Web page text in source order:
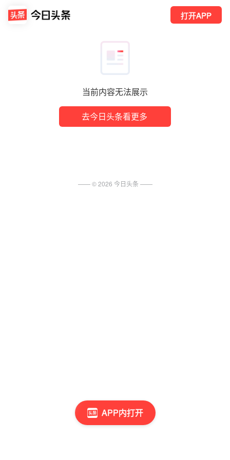
当前内容无法展示
去今日头条看更多
打开APP
APP内打开
—— ©2026 今日头条 ——